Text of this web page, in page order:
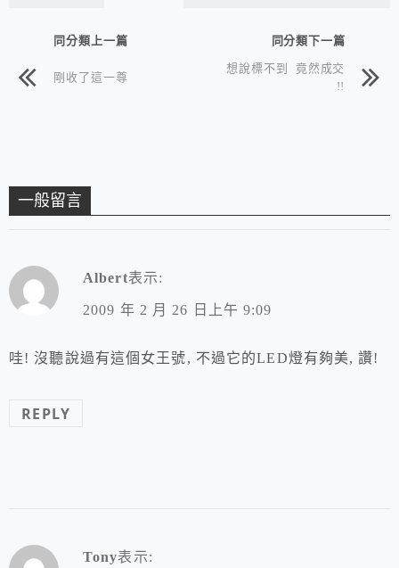
同分類上一篇
剛收了這一尊
同分類下一篇
想說標不到 竟然成交
!!
一般留言
Albert表示:
2009 年 2 月 26 日上午 9:09
哇! 沒聽說過有這個女王號, 不過它的LED燈有夠美, 讚!
REPLY
Tony表示: